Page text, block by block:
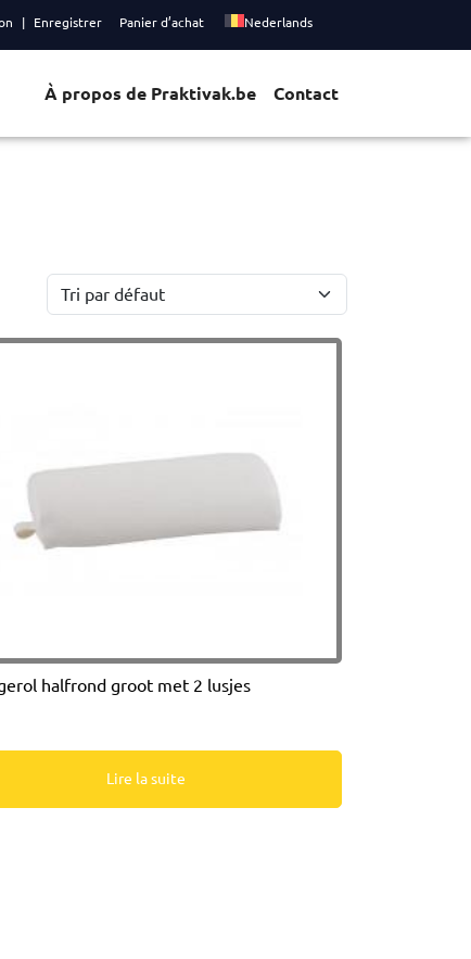
Enregistrer Panier d’achat Nederlands
À propos de Praktivak.be Contact
halfrond groot met 2 lusjes
Lire la suite